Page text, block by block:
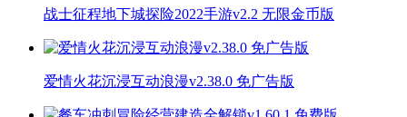
战士征程地下城探险2022手游v2.2 无限金币版
爱情火花沉浸互动浪漫v2.38.0 免广告版